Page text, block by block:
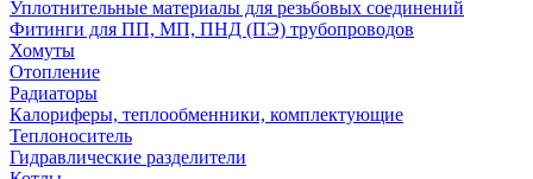
Уплотнительные материалы для резьбовых соединений
Фитинги для ПП, МП, ПНД (ПЭ) трубопроводов
Хомуты
Отопление
Радиаторы
Калориферы, теплообменники, комплектующие
Теплоноситель
Гидравлические разделители